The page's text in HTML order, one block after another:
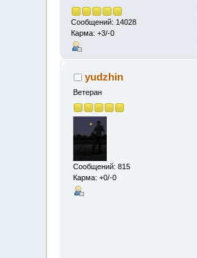
Сообщений: 14028
Карма: +3/-0
yudzhin
Ветеран
Сообщений: 815
Карма: +0/-0